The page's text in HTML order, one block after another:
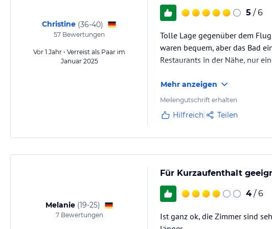
Christine (36-40)
57 Bewertungen
Vor 1 Jahr • Verreist als Paar im
Januar 2025
5 / 6
Tolle Lage gegenüber dem
waren bequem, aber das Bad
Restaurants in der Nähe, nur
Mehr anzeigen
Meilengutschrift erhalten
Hilfreich Teilen
Melanie (19-25)
7Bewertungen
Für Kurzaufenthalt
4 / 6
Ist ganz ok, die Zimmer sind